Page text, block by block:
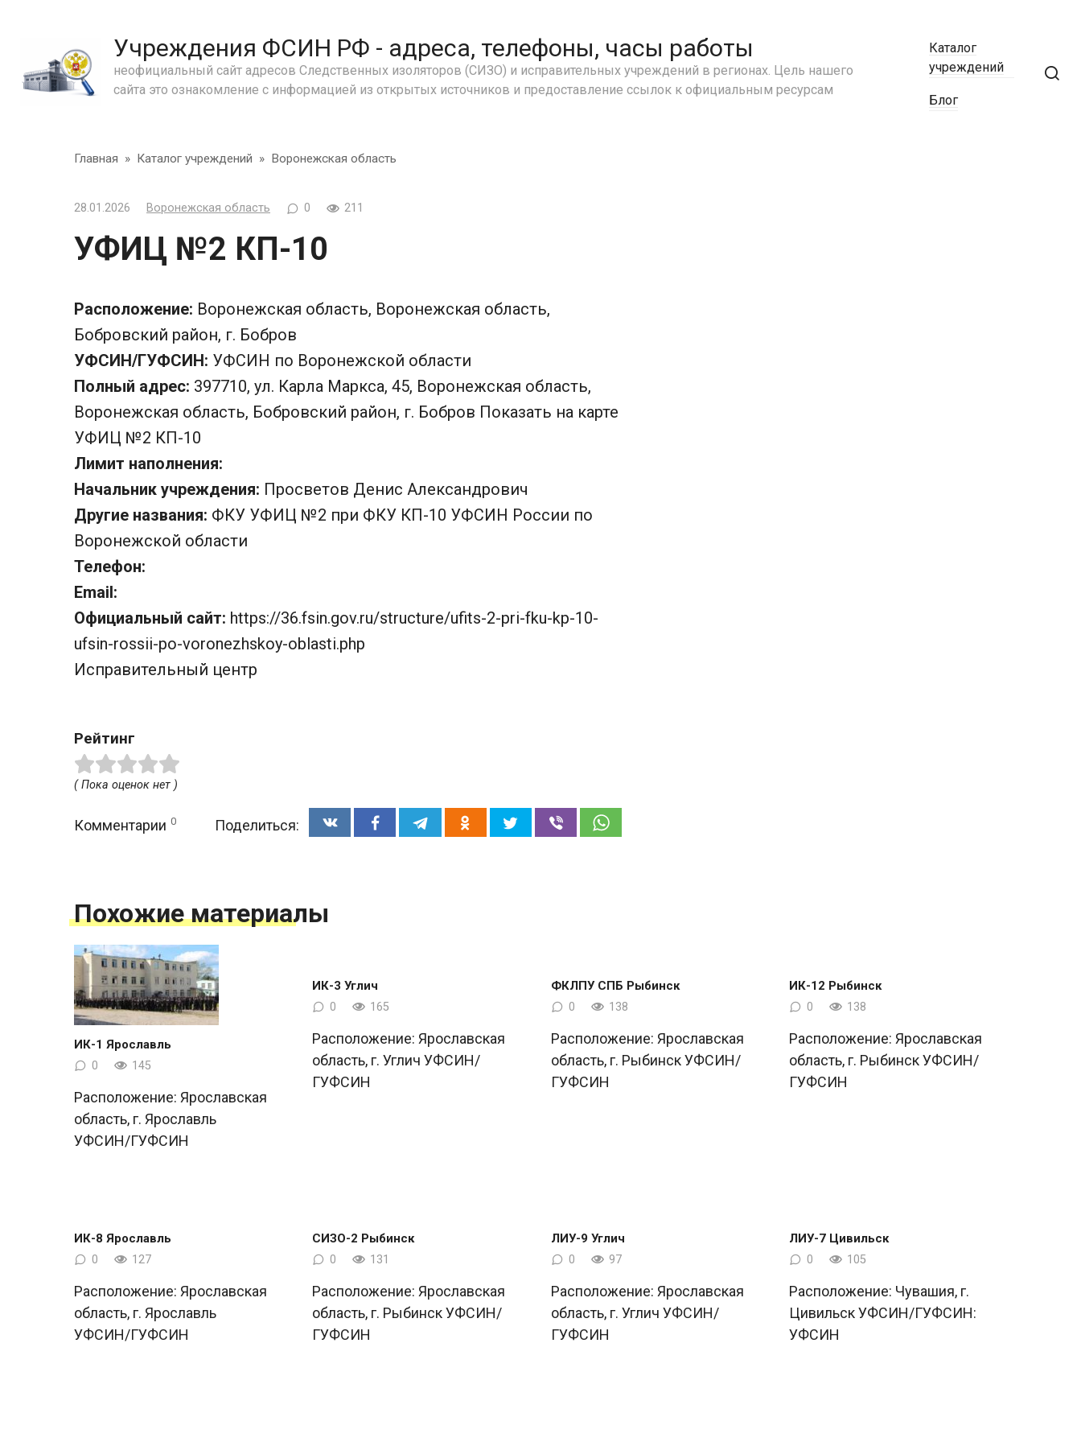
Учреждения ФСИН РФ - адреса, телефоны, часы работы
неофициальный сайт адресов Следственных изоляторов (СИЗО) и исправительных учреждений в регионах. Цель нашего
сайта это ознакомление с информацией из открытых источников и предоставление ссылок к официальным ресурсам
Каталог
учреждений
Блог
Главная » Каталог учреждений » Воронежская область
28.01.2026 Воронежская область 0 211
УФИЦ №2 КП-10
Расположение: Воронежская область, Воронежская область,
Бобровский район, г. Бобров
УФСИН/ГУФСИН: УФСИН по Воронежской области
Полный адрес: 397710, ул. Карла Маркса, 45, Воронежская область,
Воронежская область, Бобровский район, г. Бобров Показать на карте
УФИЦ №2 КП-10
Лимит наполнения:
Начальник учреждения: Просветов Денис Александрович
Другие названия: ФКУ УФИЦ №2 при ФКУ КП-10 УФСИН России по
Воронежской области
Телефон:
Email:
Официальный сайт: https://36.fsin.gov.ru/structure/ufits-2-pri-fku-kp-10-
ufsin-rossii-po-voronezhskoy-oblasti.php
Исправительный центр
Рейтинг
( Пока оценок нет )
Комментарии 0 Поделиться:
Похожие материалы
ИК-1 Ярославль
0 145
Расположение: Ярославская
область, г. Ярославль
УФСИН/ГУФСИН
ИК-3 Углич
0 165
Расположение: Ярославская
область, г. Углич УФСИН/
ГУФСИН
ФКЛПУ СПБ Рыбинск
0 138
Расположение: Ярославская
область, г. Рыбинск УФСИН/
ГУФСИН
ИК-12 Рыбинск
0 138
Расположение: Ярославская
область, г. Рыбинск УФСИН/
ГУФСИН
ИК-8 Ярославль
0 127
Расположение: Ярославская
область, г. Ярославль
УФСИН/ГУФСИН
СИЗО-2 Рыбинск
0 131
Расположение: Ярославская
область, г. Рыбинск УФСИН/
ГУФСИН
ЛИУ-9 Углич
0 97
Расположение: Ярославская
область, г. Углич УФСИН/
ГУФСИН
ЛИУ-7 Цивильск
0 105
Расположение: Чувашия, г.
Цивильск УФСИН/ГУФСИН:
УФСИН
Тверская область
Томская область